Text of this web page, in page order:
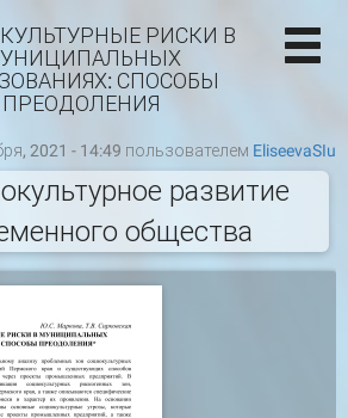
РИСКИ В
СПОСОБЫ
ПРЕОДОЛЕНИЯ
2021 - 14:49 пользователем EliseevaSIu
развитие
общества